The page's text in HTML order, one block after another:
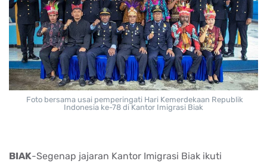
Foto bersama usai pemperingati Hari Kemerdekaan Republik
Indonesia ke-78 di Kantor Imigrasi Biak
BIAK-Segenap jajaran Kantor Imigrasi Biak ikuti